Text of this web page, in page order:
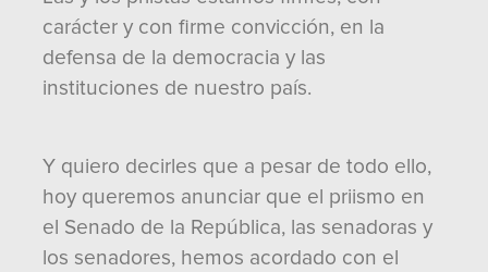
carácter y con firme convicción, en la
defensa de la democracia y las
instituciones de nuestro país.
Y quiero decirles que a pesar de todo ello,
hoy queremos anunciar que el priismo en
el Senado de la República, las senadoras y
los senadores, hemos acordado con el